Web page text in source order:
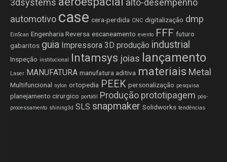
3dsystems
alto-desempenho
automotivo case cera-perdida CNC digitalização dmp
EinScan Engenharia Reversa escaneamento evento FFF futuro
gabaritos guia Impressora 3D produção industrial
Inspeção institucional Intamsys joias lançamento
Laser MANUFATURA manufatura aditiva materiais Metal
Multifuncional nylon ortopedia PEEK personalização pesquisa
planejamento cirurgico portátil Produção prototipagem pós-
processamento shining3d SLS snapmaker Solidworks tendências